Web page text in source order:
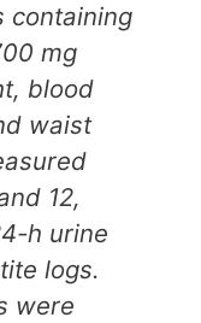
containing
mg
blood
waist
12,
h urine
logs.
were